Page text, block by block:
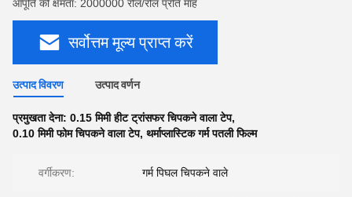
आपूर्ति की क्षमता: 2000000 रोल/रोल प्रति माह
सर्वोत्तम मूल्य प्राप्त करें
उत्पाद विवरण उत्पाद वर्णन
प्रमुखता देना: 0.15 मिमी हीट ट्रांसफर चिपकने वाला टेप,
0.10 मिमी फोम चिपकने वाला टेप, थर्माप्लास्टिक गर्म पतली फिल्म
वर्गीकरण: गर्म पिघल चिपकने वाले